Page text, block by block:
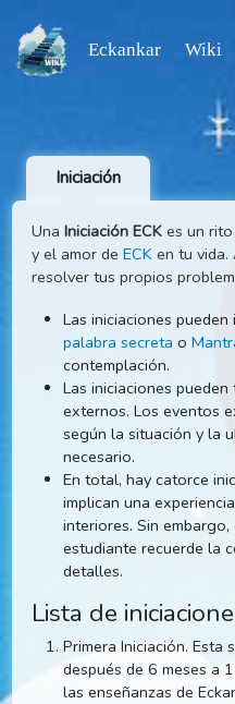
Eckankar Wiki
UnaIniciación ECKes un
y el amor deECKen tu
resolver tus propios
Las iniciaciones
palabra secretao
contemplación.
Las iniciaciones
externos. Los
según la situación y
necesario.
En total, hay catorce
implican una
interiores. Sin
estudiante recuerde
Lista de